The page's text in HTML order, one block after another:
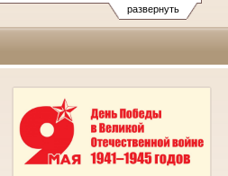
развернуть
40 (приемн.пред.)
(8793) 38 90 30 (приемн.суда)